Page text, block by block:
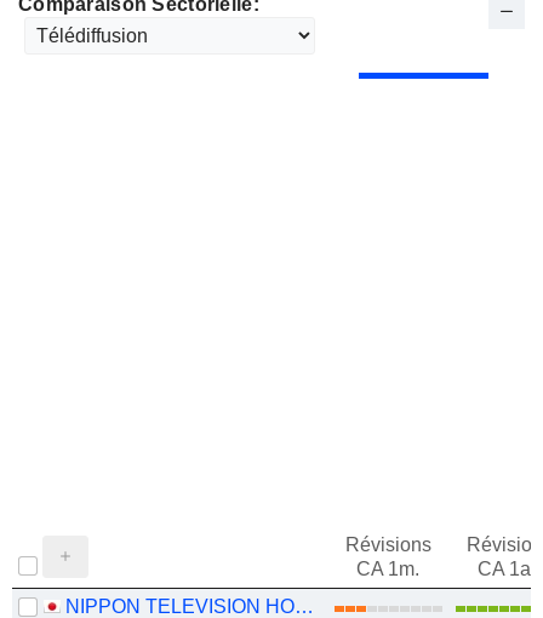
Comparaison Sectorielle:
Révisions
CA 1m.
CA 1an
NIPPON TELEVISION HOLDINGS, INC.